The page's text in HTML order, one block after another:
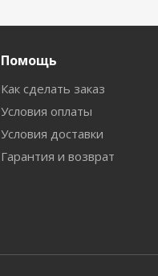
Помощь
Как сделать заказ
Условия оплаты
Условия доставки
Гарантия и возврат